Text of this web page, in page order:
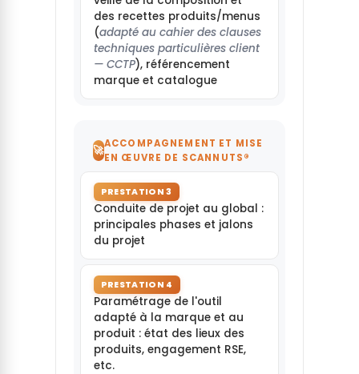
des recettes produits/menus
(adapté au cahier des clauses
techniques particulières client
— CCTP), référencement
marque et catalogue
🚀ACCOMPAGNEMENT ET MISE
EN ŒUVRE DE SCANNUTS®
PRESTATION 3
Conduite de projet au global :
principales phases et jalons
du projet
PRESTATION 4
Paramétrage de l'outil
adapté à la marque et au
produit : état des lieux des
produits, engagement RSE,
etc.